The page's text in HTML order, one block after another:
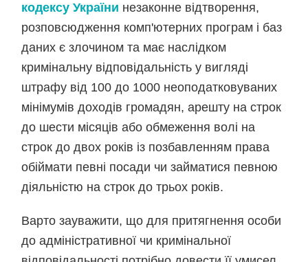
кодексу України незаконне відтворення,
розповсюдження комп'ютерних програм і баз
даних є злочином та має наслідком
кримінальну відповідальність у вигляді
штрафу від 100 до 1000 неоподатковуваних
мінімумів доходів громадян, арешту на строк
до шести місяців або обмеження волі на
строк до двох років із позбавленням права
обіймати певні посади чи займатися певною
діяльністю на строк до трьох років.
Варто зауважити, що для притягнення особи
до адміністративної чи кримінальної